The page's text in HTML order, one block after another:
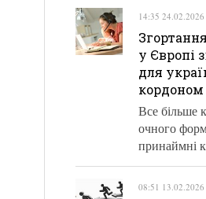
14:35 24.02.2026
у Європі
для
Все більше
очного
принаймні
08:51 13.02.2026